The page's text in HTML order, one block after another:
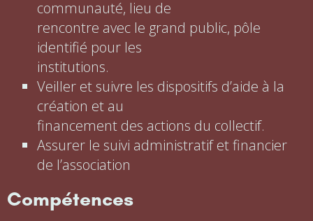
communauté, lieu de
rencontre avec le grand public, pôle
identifié pour les
institutions.
Veiller et suivre les dispositifs d’aide à la
création et au
financement des actions du collectif.
Assurer le suivi administratif et financier
de l’association
Compétences